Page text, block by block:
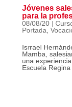
Jóvenes
para la
08/08/20|
Portada
Isrrael
Mamba,
una
Escuela Regina